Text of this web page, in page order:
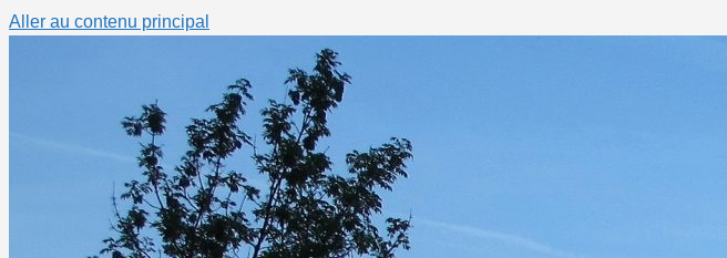
Aller au contenu principal